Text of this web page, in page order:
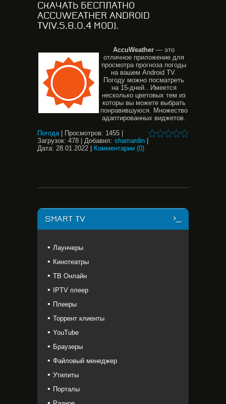
СКАЧАТЬ БЕСПЛАТНО
ACCUWEATHER ANDROID
TV(V.5.8.0.4 MOD).
AccuWeather — это
отличное приложение для
просмотра прогноза погоды
на вашем Android TV.
Погоду можно посматреть
на 15-дней.. Имеется
несколько цветовых тем из
которы вы можете выбрать
понравившуюся. Множество
адаптированных виджетов.
Погода| Просмотров: 1455
Загрузок: 478 Добавил: shamardin
Дата: 28.01.2022 Комментарии (0)
SMART TV
Лаунчеры
Кинотеатры
ТВ Онлайн
IPTV плеер
Плееры
Торрент клиенты
YouTube
Браузеры
Файловый менеджер
Утилиты
Порталы